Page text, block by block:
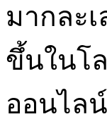
มากละ
ขึ้นในโ
ออนไล